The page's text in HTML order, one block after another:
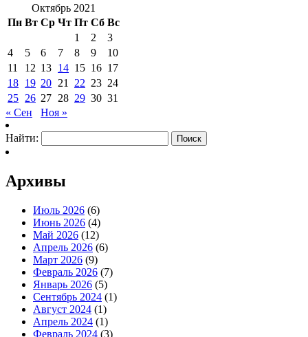
Октябрь 2021
Пн Вт Ср Чт Пт Сб Вс
1
2
3
4
5 6 7 8 9
10
11
12 13 14 15 16 17
18 19 20 21 22 23 24
25 26 27 28 29 30 31
« Сен
Ноя »
Найти:
Архивы
Июль 2026 (6)
Июнь 2026 (4)
Май 2026 (12)
Апрель 2026 (6)
Март 2026 (9)
Февраль 2026 (7)
Январь 2026 (5)
Сентябрь 2024 (1)
Август 2024 (1)
Апрель 2024 (1)
Февраль 2024 (3)